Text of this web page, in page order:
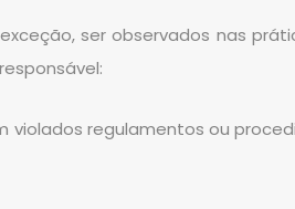
ser observados nas
regulamentos ou